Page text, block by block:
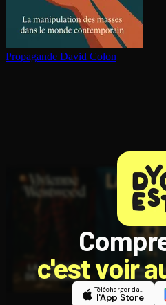
Propagande David Colon
c'est voir
Télécharger dans
l'App Store